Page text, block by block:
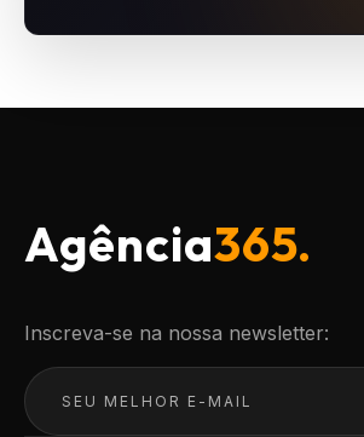
Agência365.
Inscreva-se na nossa newsletter: